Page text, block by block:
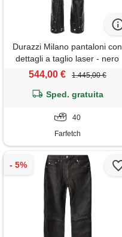
Durazzi Milano pantaloni con
dettagli a taglio laser - nero
544,00 € 1.445,00 €
Sped. gratuita
40
Farfetch